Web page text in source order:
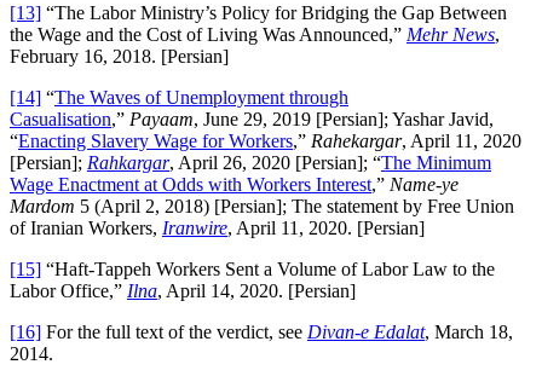
[13] “The Labor Ministry’s Policy for Bridging the Gap Between
the Wage and the Cost of Living Was Announced,” Mehr News,
February 16, 2018. [Persian]
[14] “The Waves of Unemployment through
Casualisation,” Payaam, June 29, 2019 [Persian]; Yashar Javid,
“Enacting Slavery Wage for Workers,” Rahekargar, April 11, 2020
[Persian]; Rahkargar, April 26, 2020 [Persian]; “The Minimum
Wage Enactment at Odds with Workers Interest,” Name-ye
Mardom 5 (April 2, 2018) [Persian]; The statement by Free Union
of Iranian Workers, Iranwire, April 11, 2020. [Persian]
[15] “Haft-Tappeh Workers Sent a Volume of Labor Law to the
Labor Office,” Ilna, April 14, 2020. [Persian]
[16] For the full text of the verdict, see Divan-e Edalat, March 18,
2014.